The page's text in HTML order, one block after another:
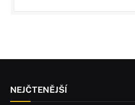
NEJČTENĚJŠÍ